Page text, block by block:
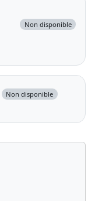
Non disponible
Non disponible